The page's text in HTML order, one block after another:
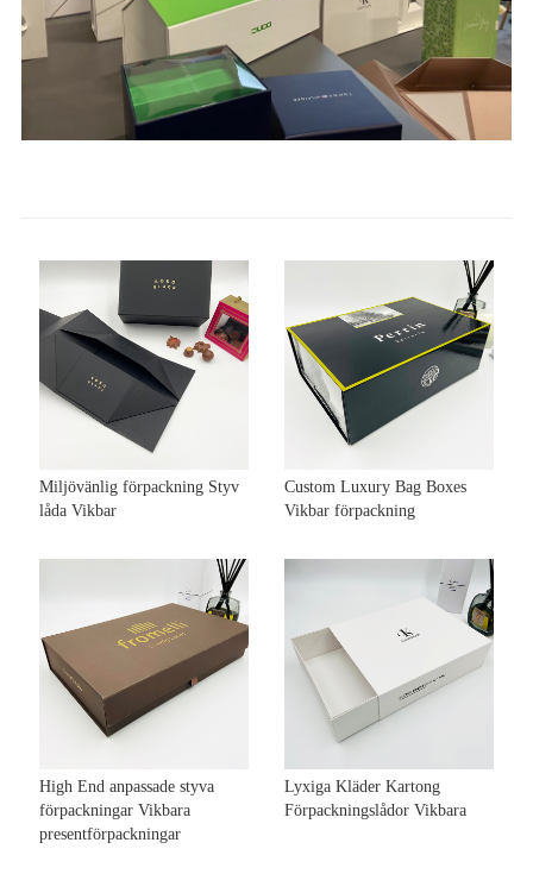
Miljövänlig förpackning Styv
låda Vikbar
Custom Luxury Bag Boxes
Vikbar förpackning
High End anpassade styva
förpackningar Vikbara
presentförpackningar
Lyxiga Kläder Kartong
Förpackningslådor Vikbara